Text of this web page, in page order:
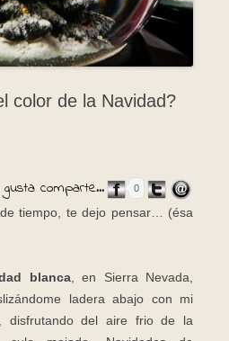
color de la Navidad?
comparte... 0
tiempo, te dejo pensar… (ésa
blanca, en Sierra Nevada,
ladera abajo con mi
disfrutando del aire frio de la